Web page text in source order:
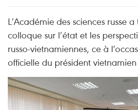
L’Académie des sciences russe
colloque sur l’état et les
russo-vietnamiennes, ce à
officielle du président vietnamien